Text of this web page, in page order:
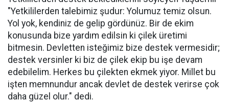
"Yetkililerden talebimiz şudur: Yolumuz temiz olsun.
Yol yok, kendiniz de gelip gördünüz. Bir de ekim
konusunda bize yardım edilsin ki çilek üretimi
bitmesin. Devletten isteğimiz bize destek vermesidir;
destek versinler ki biz de çilek ekip bu işe devam
edebilelim. Herkes bu çilekten ekmek yiyor. Millet bu
işten memnundur ancak devlet de destek verirse çok
daha güzel olur." dedi.